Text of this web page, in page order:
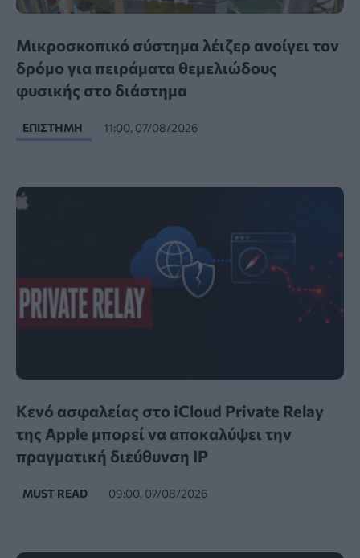
Μικροσκοπικό σύστημα λέιζερ ανοίγει τον
δρόμο για πειράματα θεμελιώδους
φυσικής στο διάστημα
ΕΠΙΣΤΉΜΗ 11:00, 07/08/2026
Κενό ασφαλείας στο iCloud Private Relay
της Apple μπορεί να αποκαλύψει την
πραγματική διεύθυνση IP
MUST READ 09:00, 07/08/2026